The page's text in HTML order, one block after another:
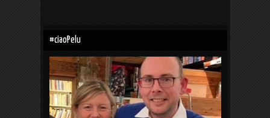
#ciaoPelu